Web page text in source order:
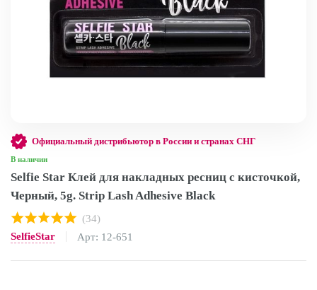
Официальный дистрибьютор в России и странах СНГ
В наличии
Selfie Star Клей для накладных ресниц с кисточкой,
Черный, 5g. Strip Lash Adhesive Black
(34)
SelfieStar
Арт: 12-651